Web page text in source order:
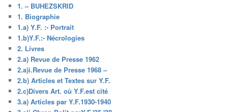
1. – BUHEZSKRID
1. Biographie
1.a) Y.F. :- Portrait
1.b)Y.F.:- Nécrologies
2. Livres
2.a) Revue de Presse 1962
2.a)i.Revue de Presse 1968 –
2.b) Articles et Textes sur Y.F.
2.c)Divers Art. où Y.F.est cité
3.a) Articles par Y.F.1930-1940